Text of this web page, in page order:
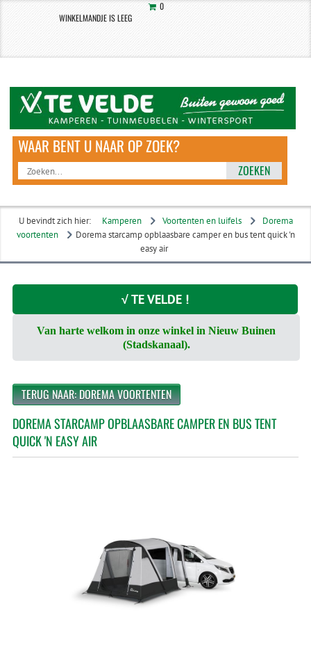
0
WINKELMANDJE IS LEEG
ZOEKEN
U bevindt zich hier: Kamperen Voortenten en luifels
Dorema
voortenten
Dorema starcamp opblaasbare camper en bus tent quick 'n
easy air
√ TE VELDE !
Van harte welkom in onze winkel in Nieuw Buinen
(Stadskanaal).
TERUG NAAR: DOREMA VOORTENTEN
DOREMA STARCAMP OPBLAASBARE CAMPER EN BUS TENT
QUICK 'N EASY AIR